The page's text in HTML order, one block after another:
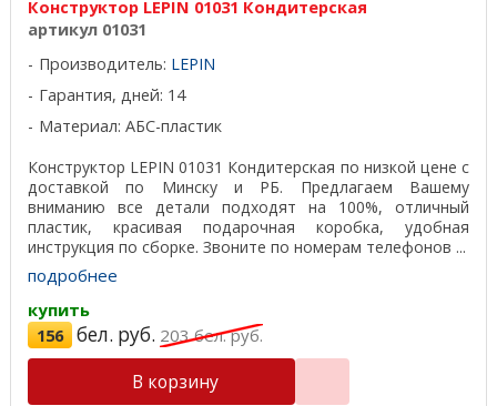
Конструктор LEPIN 01031 Кондитерская
артикул 01031
Производитель: LEPIN
Гарантия, дней: 14
Материал: АБС-пластик
Конструктор LEPIN 01031 Кондитерская по низкой цене с
доставкой по Минску и РБ. Предлагаем Вашему
вниманию все детали подходят на 100%, отличный
пластик, красивая подарочная коробка, удобная
инструкция по сборке. Звоните по номерам телефонов ...
подробнее
купить
156 бел. руб. 203бел. руб.
В корзину